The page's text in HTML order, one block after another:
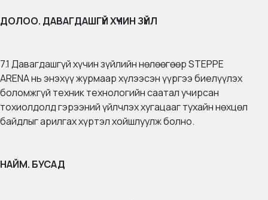
ДОЛОО. ДАВАГДАШГҮЙ ХҮЧИН ЗҮЙЛ
7.1 Давагдашгүй хүчин зүйлийн нөлөөгөөр STEPPE
ARENA нь энэхүү журмаар хүлээсэн үүргээ биелүүлэх
боломжгүй техник технологийн саатал учирсан
тохиолдолд гэрээний үйлчлэх хугацааг тухайн нөхцөл
байдлыг арилгах хүртэл хойшлуулж болно.
НАЙМ. БУСАД